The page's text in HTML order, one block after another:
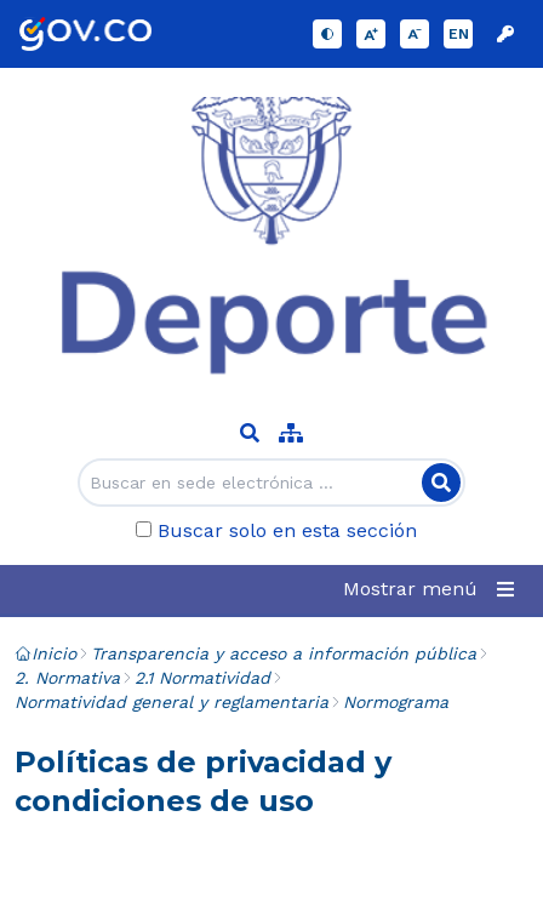
EN
Buscar solo en esta sección
Mostrar menú
Inicio
Transparencia y acceso a información pública
2. Normativa
2.1 Normatividad
Normatividad general y reglamentaria
Normograma
Políticas de privacidad y
condiciones de uso